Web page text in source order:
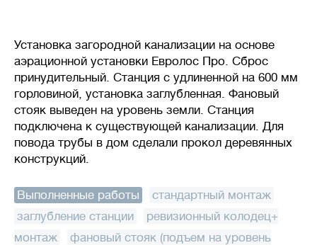
Установка загородной канализации на основе
аэрационной установки Евролос Про. Сброс
принудительный. Станция с удлиненной на 600 мм
горловиной, установка заглубленная. Фановый
стояк выведен на уровень земли. Станция
подключена к существующей канализации. Для
повода трубы в дом сделали прокол деревянных
конструкций.
Выполненные работы стандартный монтаж
заглубление станции
ревизионный колодец+
монтаж
фановый стояк (подъем на уровень